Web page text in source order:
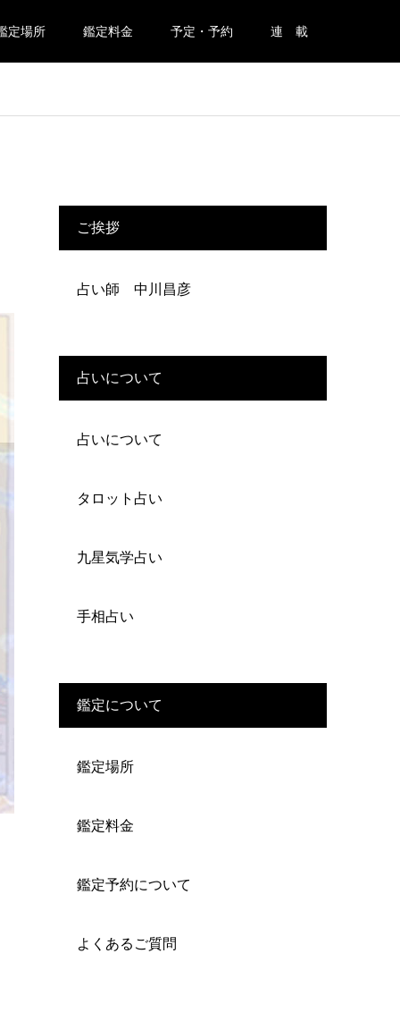
定場所 鑑定料金 予定・予約 連 載
ご挨拶
占い師 中川昌彦
占いについて
占いについて
タロット占い
九星気学占い
手相占い
鑑定について
鑑定場所
鑑定料金
鑑定予約について
よくあるご質問